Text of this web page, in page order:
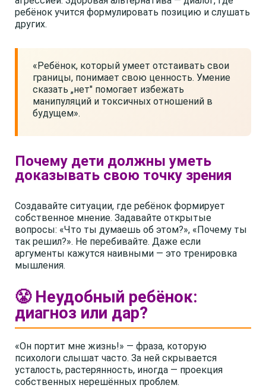
ребёнок учится формулировать позицию и слушать
других.
«Ребёнок, который умеет отстаивать свои
границы, понимает свою ценность. Умение
сказать „нет" помогает избежать
манипуляций и токсичных отношений в
будущем».
Почему дети должны уметь
доказывать свою точку зрения
Создавайте ситуации, где ребёнок формирует
собственное мнение. Задавайте открытые
вопросы: «Что ты думаешь об этом?», «Почему ты
так решил?». Не перебивайте. Даже если
аргументы кажутся наивными — это тренировка
мышления.
😤 Неудобный ребёнок:
диагноз или дар?
«Он портит мне жизнь!» — фраза, которую
психологи слышат часто. За ней скрывается
усталость, растерянность, иногда — проекция
собственных нерешённых проблем.